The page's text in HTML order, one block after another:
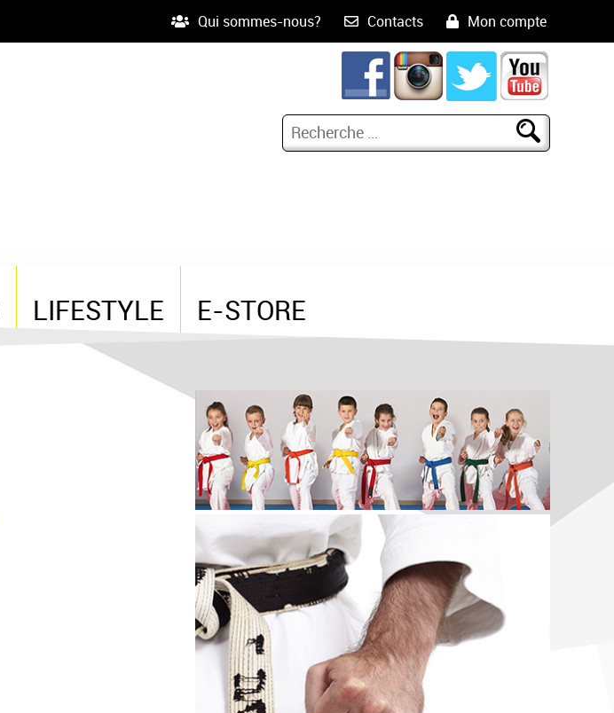
Qui sommes-nous? Contacts Mon compte
LIFESTYLE E-STORE